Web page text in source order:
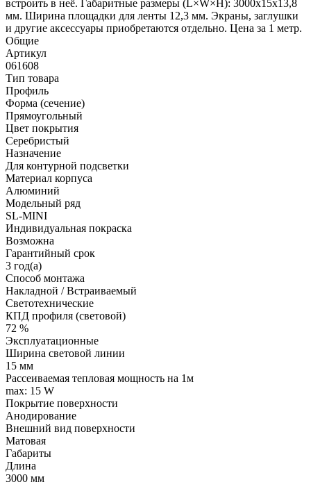
встроить в неё. Габаритные размеры (L×W×H): 3000x15x13,8
мм. Ширина площадки для ленты 12,3 мм. Экраны, заглушки
и другие аксессуары приобретаются отдельно. Цена за 1 метр.
Общие
Артикул
061608
Тип товара
Профиль
Форма (сечение)
Прямоугольный
Цвет покрытия
Серебристый
Назначение
Для контурной подсветки
Материал корпуса
Алюминий
Модельный ряд
SL-MINI
Индивидуальная покраска
Возможна
Гарантийный срок
3 год(а)
Способ монтажа
Накладной / Встраиваемый
Светотехнические
КПД профиля (cветовой)
72 %
Эксплуатационные
Ширина световой линии
15 мм
Рассеиваемая тепловая мощность на 1м
max: 15 W
Покрытие поверхности
Анодирование
Внешний вид поверхности
Матовая
Габариты
Длина
3000 мм